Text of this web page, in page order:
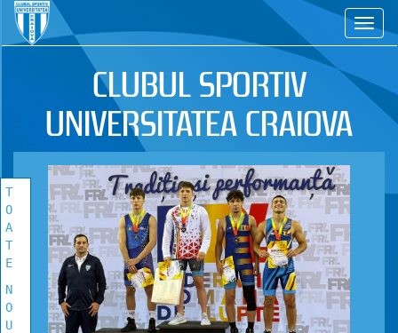
CS
CLUBUL SPORTIV
UNIVERSITATEA CRAIOVA
TOATE
NOUTATILE
Vezi toate stirile!
T
O
A
T
E
N
O
U